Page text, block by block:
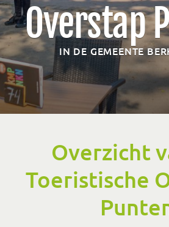
Overstap
IN DE GEMEENTE
Overzicht
Toeristische